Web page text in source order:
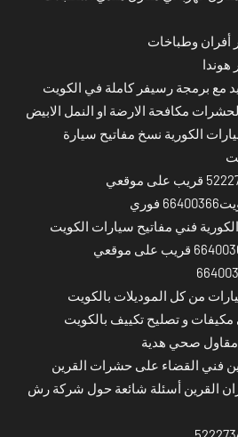
أفران وطباخات
هوندا
مع برمجة رسيفر كاملة في الكويت
مكافحة الارضة او النمل الابيض
الكورية نسخ مفاتيح سيارة
فني مفاتيح سيارات الكويت
من كل الموديلات بالكويت
و تصليح تكييف بالكويت
مقاول صحي هدية
فني القضاء على حشرات القرين
القرين أسئلة شائعة حول شركة رش